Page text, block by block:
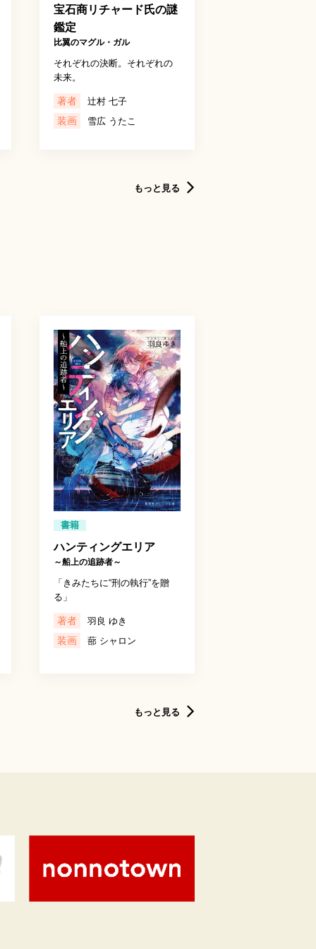
宝石商リチャード氏の謎
鑑定
比翼のマグル・ガル
それぞれの決断。それぞれの
未来。
著者 辻村 七子
装画 雪広 うたこ
もっと見る
書籍
ハンティングエリア
～船上の追跡者～
「きみたちに“刑の執行”を贈
る」
著者 羽良 ゆき
装画 蔀 シャロン
もっと見る